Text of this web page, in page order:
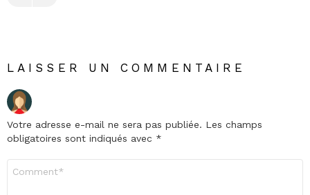
LAISSER UN COMMENTAIRE
Votre adresse e-mail ne sera pas publiée. Les champs
obligatoires sont indiqués avec *